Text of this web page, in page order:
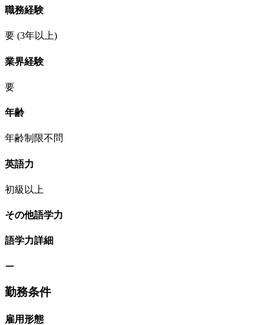
職務経験
要 (3年以上)
業界経験
要
年齢
年齢制限不問
英語力
初級以上
その他語学力
語学力詳細
ー
勤務条件
雇用形態